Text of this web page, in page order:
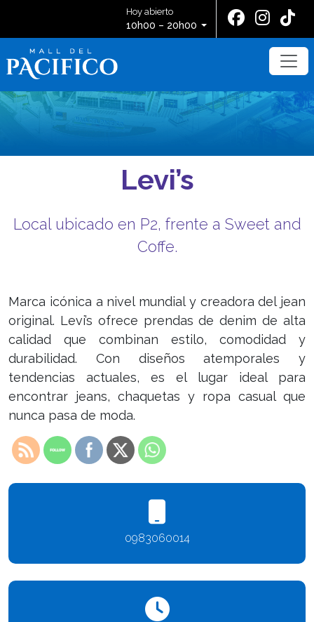
Hoy abierto
10h00 – 20h00
Levi’s
Local ubicado en P2, frente a Sweet and
Coffe.
Marca icónica a nivel mundial y creadora del jean
original. Levi’s ofrece prendas de denim de alta
calidad que combinan estilo, comodidad y
durabilidad. Con diseños atemporales y
tendencias actuales, es el lugar ideal para
encontrar jeans, chaquetas y ropa casual que
nunca pasa de moda.
0983060014